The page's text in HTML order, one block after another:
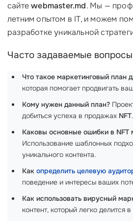
сайтеwebmaster.md. Мы —
летним опытом в IT, и можем
разработке уникальной
Часто задаваемые вопросы
Что такое маркетинговый план
которая помогает продвигать
Кому нужен данный план?
добиться успеха в продажах NFT.
Каковы основные ошибки в NFT
Использование шаблонных
уникального контента.
Как определить целевую
поведение и интересы ваших
Как использовать вирусный
контент, который легко делится